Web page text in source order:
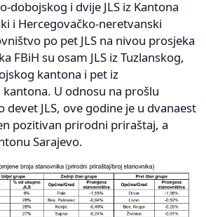
dobojskog i dvije JLS iz Kantona
i Hercegovačko-neretvanski
po pet JLS na nivou prosjeka
FBiH su osam JLS iz Tuzlanskog,
kantona i pet iz
U odnosu na prošlu
devet JLS, ove godine je u dvanaest
pozitivan prirodni priraštaj, a
Sarajevo.